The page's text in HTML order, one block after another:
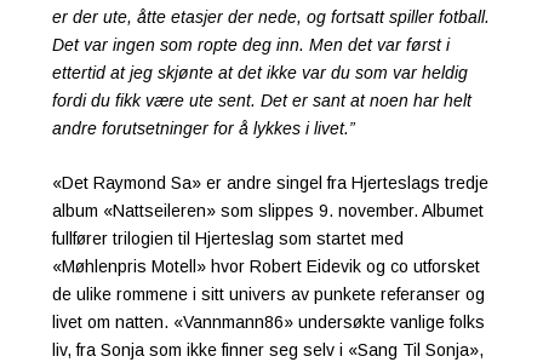
er der ute, åtte etasjer der nede, og fortsatt spiller fotball.
Det var ingen som ropte deg inn. Men det var først i
ettertid at jeg skjønte at det ikke var du som var heldig
fordi du fikk være ute sent. Det er sant at noen har helt
andre forutsetninger for å lykkes i livet.”
«Det Raymond Sa» er andre singel fra Hjerteslags tredje
album «Nattseileren» som slippes 9. november. Albumet
fullfører trilogien til Hjerteslag som startet med
«Møhlenpris Motell» hvor Robert Eidevik og co utforsket
de ulike rommene i sitt univers av punkete referanser og
livet om natten. «Vannmann86» undersøkte vanlige folks
liv, fra Sonja som ikke finner seg selv i «Sang Til Sonja»,